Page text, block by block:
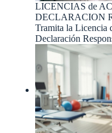
LICENCIAS de
DECLARACION
Tramita la Licencia
Declaración